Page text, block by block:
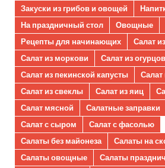
Закуски из грибов и овощей
На праздничный стол
Овощные
Рецепты для начинающих
Салат
Салат из моркови
Салат из огурцов
Салат из пекинской капусты
Салат из свеклы
Салат из яиц
Салат мясной
Салатные заправки
Салат с сыром
Салат с фасолью
Салаты без майонеза
Салаты на
Салаты овощные
Салаты